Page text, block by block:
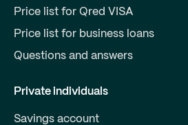
Price list for Qred VISA
Price list for business loans
Questions and answers
Private individuals
Savings account